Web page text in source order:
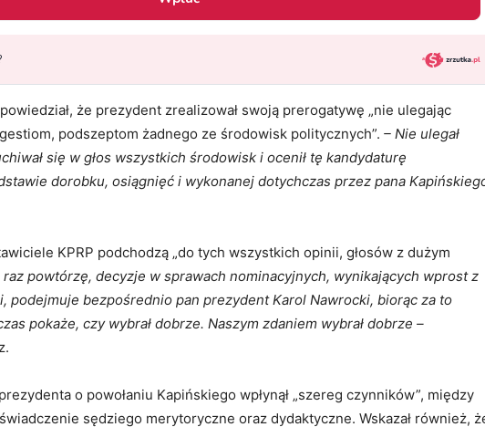
że prezydent zrealizował swoją prerogatywę „nie ulegając
podszeptom żadnego ze środowisk politycznych”. – Nie ulegał
się w głos wszystkich środowisk i ocenił tę kandydaturę
dorobku, osiągnięć i wykonanej dotychczas przez pana
KPRP podchodzą „do tych wszystkich opinii, głosów z dużym
powtórzę, decyzje w sprawach nominacyjnych, wynikających wprost z
podejmuje bezpośrednio pan prezydent Karol Nawrocki, biorąc za to
pokaże, czy wybrał dobrze. Naszym zdaniem wybrał dobrze –
o powołaniu Kapińskiego wpłynął „szereg czynników”, między
sędziego merytoryczne oraz dydaktyczne. Wskazał również,